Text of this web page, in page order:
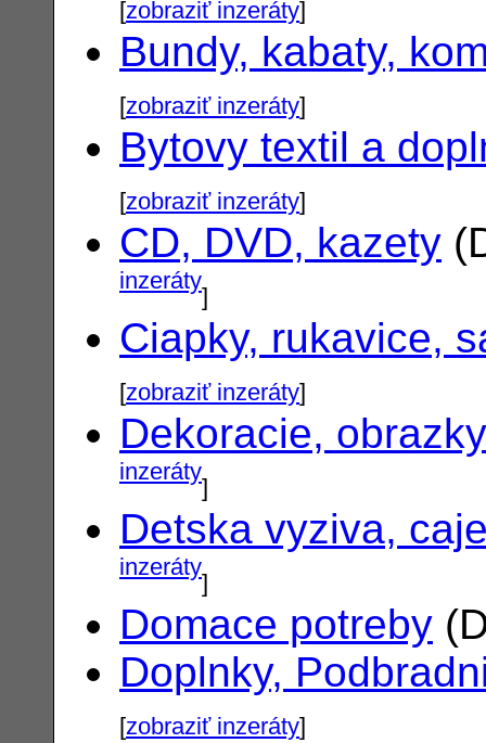
[zobraziť inzeráty]
Bundy, kabaty,
[zobraziť inzeráty]
Bytovy textil a
[zobraziť inzeráty]
CD, DVD, kazety
inzeráty]
Ciapky, rukavice,
[zobraziť inzeráty]
Dekoracie, obrazky
inzeráty]
Detska vyziva,
inzeráty]
Domace potreby
Doplnky,
[zobraziť inzeráty]